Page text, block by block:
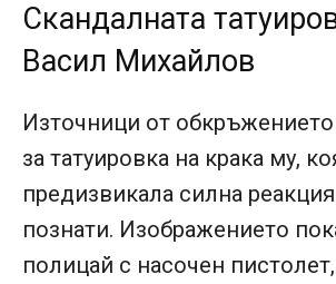
Скандалната
Васил Михайлов
Източници от обкръжението
за татуировка на крака му,
предизвикала силна
познати. Изображението
полицай с насочен